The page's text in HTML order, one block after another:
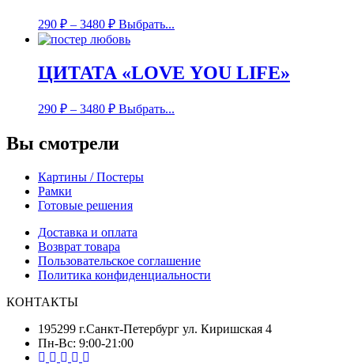
290 ₽ – 3480 ₽ Выбрать...
ЦИТАТА «LOVE YOU LIFE»
290 ₽ – 3480 ₽ Выбрать...
Вы смотрели
Картины / Постеры
Рамки
Готовые решения
Доставка и оплата
Возврат товара
Пользовательское соглашение
Политика конфиденциальности
КОНТАКТЫ
195299 г.Санкт-Петербург ул. Киришская 4
Пн-Вс: 9:00-21:00